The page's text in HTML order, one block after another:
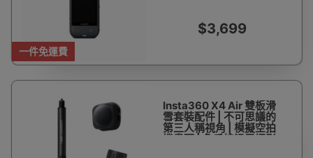
一件免運費
$3,699
Insta360 X4 Air 雙板滑
雪套裝配件 | 不可思議的
第三人稱視角 | 模擬空拍
機畫面 | 免手持滑雪攝影